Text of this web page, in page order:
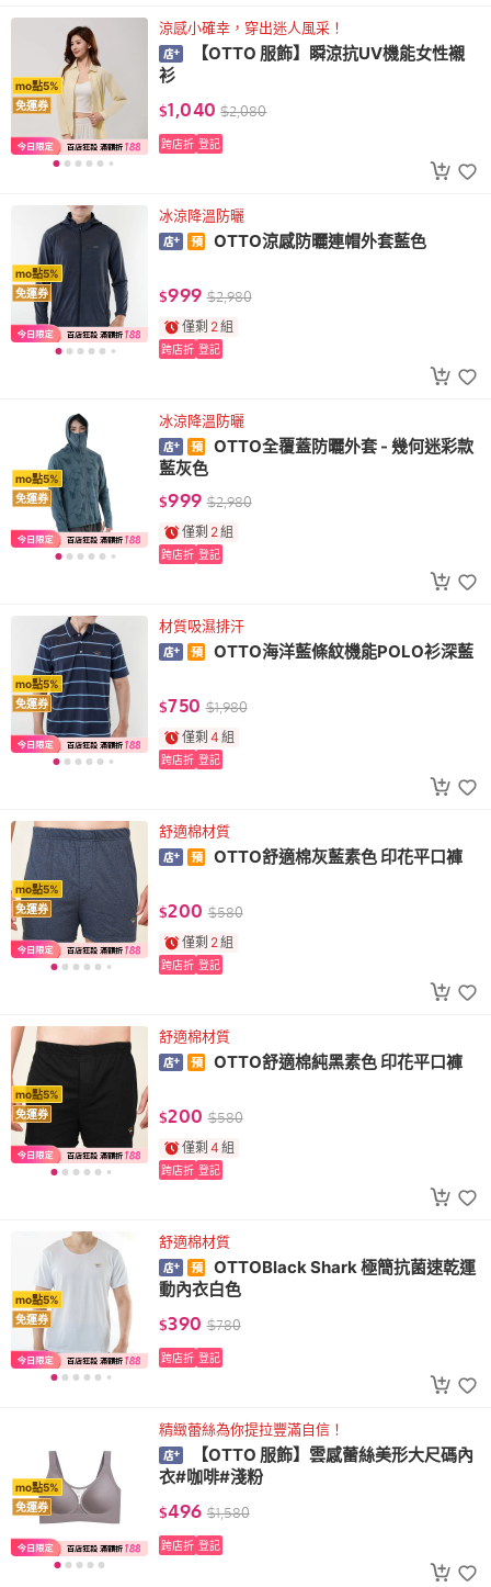
mo點5%
免運券
涼感小確幸，穿出迷人風采！
【OTTO 服飾】瞬涼抗UV機能女性襯
衫
$1,040 $2,080
跨店折 登記
mo點5%
免運券
冰涼降溫防曬
OTTO涼感防曬連帽外套藍色
$999 $2,980
僅剩 2組
跨店折 登記
mo點5%
免運券
冰涼降溫防曬
OTTO全覆蓋防曬外套 - 幾何迷彩款
藍灰色
$999 $2,980
僅剩 2組
跨店折 登記
mo點5%
免運券
材質吸濕排汗
OTTO海洋藍條紋機能POLO衫深藍
$750 $1,980
僅剩 4 組
跨店折 登記
mo點5%
免運券
舒適棉材質
OTTO舒適棉灰藍素色 印花平口褲
$200 $580
僅剩 2組
跨店折 登記
mo點5%
免運券
舒適棉材質
OTTO舒適棉純黑素色 印花平口褲
$200 $580
僅剩 4 組
跨店折 登記
mo點5%
免運券
舒適棉材質
OTTOBlack Shark 極簡抗菌速乾運
動內衣白色
$390 $780
跨店折 登記
mo點5%
免運券
精緻蕾絲為你提拉豐滿自信！
【OTTO 服飾】雲感蕾絲美形大尺碼內
衣#咖啡#淺粉
$496 $1,580
跨店折 登記